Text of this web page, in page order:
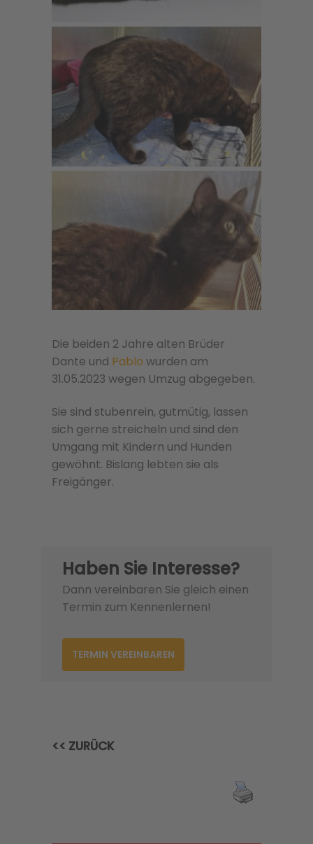
Die beiden 2 Jahre alten Brüder
Dante und Pablo wurden am
31.05.2023 wegen Umzug abgegeben.
Sie sind stubenrein, gutmütig, lassen
sich gerne streicheln und sind den
Umgang mit Kindern und Hunden
gewöhnt. Bislang lebten sie als
Freigänger.
Haben Sie Interesse?
Dann vereinbaren Sie gleich einen
Termin zum Kennenlernen!
TERMIN VEREINBAREN
<< ZURÜCK